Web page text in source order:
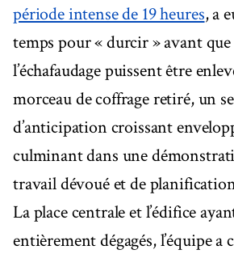
période intense de 19 heures, a
temps pour « durcir » avant que
l’échafaudage puissent être
morceau de coffrage retiré, un
d’anticipation croissant
culminant dans une
travail dévoué et de
La place centrale et l’édifice
entièrement dégagés, l’équipe a